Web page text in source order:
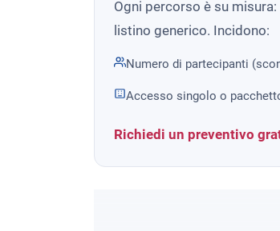
Ogni percorso è su
listino generico. Incidono:
Numero di partecipanti
Accesso singolo o
Richiedi un preventivo